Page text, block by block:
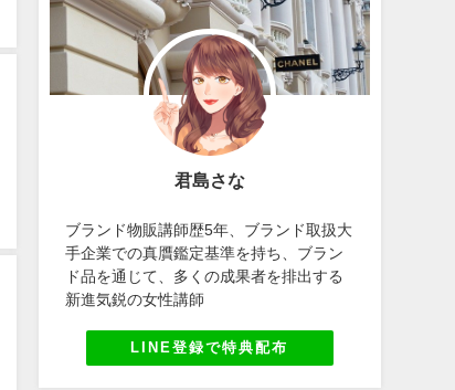
君島さな
ブランド物販講師歴5年、ブランド取扱大
手企業での真贋鑑定基準を持ち、ブラン
ド品を通じて、多くの成果者を排出する
新進気鋭の女性講師
LINE登録で特典配布